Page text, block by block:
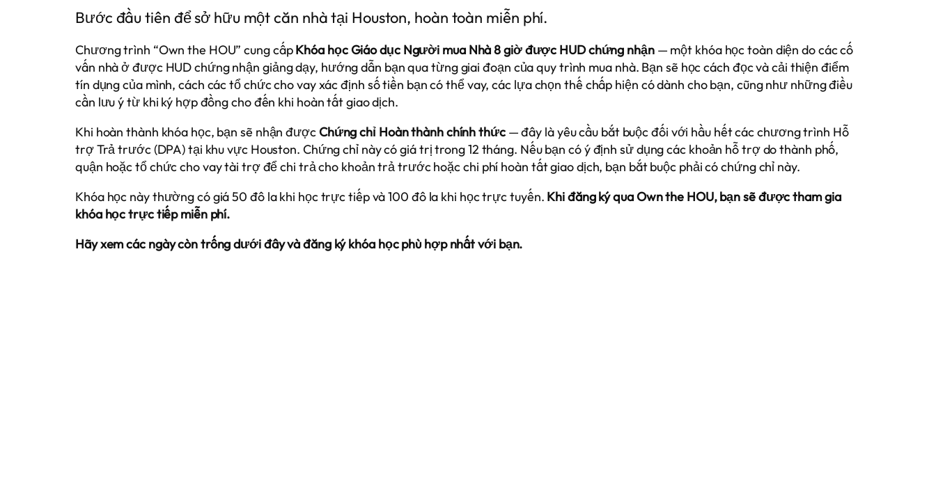
Bước đầu tiên để sở hữu một căn nhà tại Houston, hoàn toàn miễn phí.
Chương trình “Own the HOU” cung cấpKhóa học Giáo dục Người mua Nhà 8 giờ được HUD chứng nhận— một khóa học toàn diện do các cố
vấn nhà ở được HUD chứng nhận giảng dạy, hướng dẫn bạn qua từng giai đoạn của quy trình mua nhà. Bạn sẽ học cách đọc và cải thiện điểm
tín dụng của mình, cách các tổ chức cho vay xác định số tiền bạn có thể vay, các lựa chọn thế chấp hiện có dành cho bạn, cũng như những điều
cần lưu ý từ khi ký hợp đồng cho đến khi hoàn tất giao dịch.
Khi hoàn thành khóa học, bạn sẽ nhận đượcChứng chỉ Hoàn thành chính thức— đây là yêu cầu bắt buộc đối với hầu hết các chương trình Hỗ
trợ Trả trước (DPA) tại khu vực Houston. Chứng chỉ này có giá trị trong 12 tháng. Nếu bạn có ý định sử dụng các khoản hỗ trợ do thành phố,
quận hoặc tổ chức cho vay tài trợ để chi trả cho khoản trả trước hoặc chi phí hoàn tất giao dịch, bạn bắt buộc phải có chứng chỉ này.
Khóa học này thường có giá 50 đô la khi học trực tiếp và 100 đô la khi học trực tuyến. Khi đăng ký qua Own the HOU, bạn sẽ được tham gia
khóa học trực tiếp miễn phí.
Hãy xem các ngày còn trống dưới đây và đăng ký khóa học phù hợp nhất với bạn.